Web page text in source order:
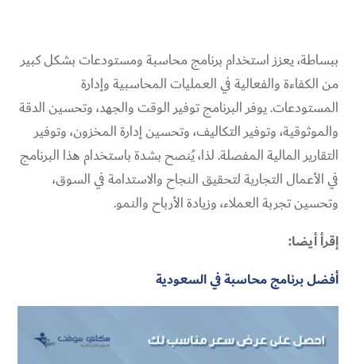
ببساطة، يعزز استخدام برنامج محاسبة ومستودعات بشكل كبير
من الكفاءة والفعالية في العمليات المحاسبية وإدارة
المستودعات. يوفر البرنامج توفير الوقت والجهد، وتحسين الدقة
والموثوقية، وتوفير التكاليف، وتحسين إدارة المخزون، وتوفير
التقارير المالية المفصلة. لذا، يُنصح بشدة باستخدام هذا البرنامج
في الأعمال التجارية لتحقيق النجاح والاستدامة في السوق،
وتحسين تجربة العملاء، وزيادة الأرباح والنمو.
إقرأ أيضا:
أفضل برنامج محاسبة في السعودية